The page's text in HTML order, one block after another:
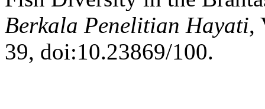
Berkala Penelitian Hayati,
39, doi:10.23869/100.